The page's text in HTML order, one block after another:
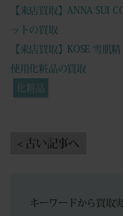
【来店買取】ANNA SUI
ットの買取
【来店買取】KOSE 雪肌
使用化粧品の買取
化粧品
< 古い記事へ
キーワードから買取